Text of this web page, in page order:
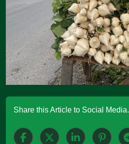
Share this Article to Social Media.